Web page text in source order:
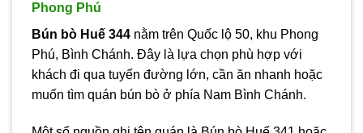
Phong Phú
Bún bò Huế 344 nằm trên Quốc lộ 50, khu Phong
Phú, Bình Chánh. Đây là lựa chọn phù hợp với
khách đi qua tuyến đường lớn, cần ăn nhanh hoặc
muốn tìm quán bún bò ở phía Nam Bình Chánh.